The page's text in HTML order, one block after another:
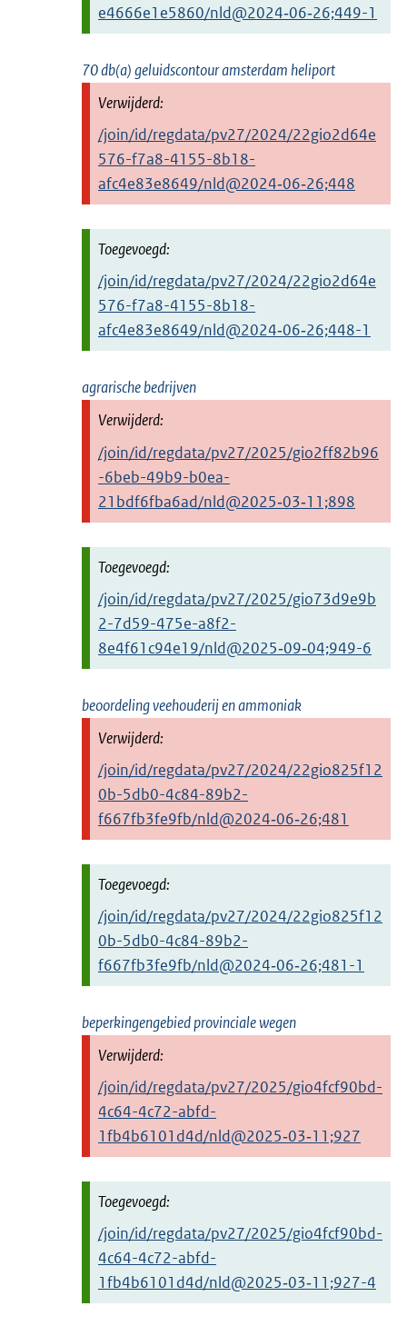
e4666e1e5860/nld@2024‑06‑26;449-1
70 db(a) geluidscontour amsterdam heliport
/join/id/regdata/pv27/2024/22gio2d64e
576-f7a8-4155-8b18-
afc4e83e8649/nld@2024‑06‑26;448
/join/id/regdata/pv27/2024/22gio2d64e
576-f7a8-4155-8b18-
afc4e83e8649/nld@2024‑06‑26;448-1
agrarische bedrijven
/join/id/regdata/pv27/2025/gio2ff82b96
-6beb-49b9-b0ea-
21bdf6fba6ad/nld@2025‑03‑11;898
/join/id/regdata/pv27/2025/gio73d9e9b
2-7d59-475e-a8f2-
8e4f61c94e19/nld@2025‑09‑04;949-6
beoordeling veehouderij en ammoniak
/join/id/regdata/pv27/2024/22gio825f12
0b-5db0-4c84-89b2-
f667fb3fe9fb/nld@2024‑06‑26;481
/join/id/regdata/pv27/2024/22gio825f12
0b-5db0-4c84-89b2-
f667fb3fe9fb/nld@2024‑06‑26;481-1
beperkingengebied provinciale wegen
/join/id/regdata/pv27/2025/gio4fcf90bd-
4c64-4c72-abfd-
1fb4b6101d4d/nld@2025‑03‑11;927
/join/id/regdata/pv27/2025/gio4fcf90bd-
4c64-4c72-abfd-
1fb4b6101d4d/nld@2025‑03‑11;927-4